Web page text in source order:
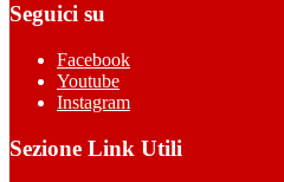
Seguici su
Facebook
Youtube
Instagram
Sezione Link Utili